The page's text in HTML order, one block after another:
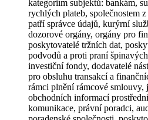
kategoriím subjektů: bankám,
rychlých plateb, společnostem
patří správce údajů, kurýrní
dozorové orgány, orgány pro
poskytovatelé tržních dat,
podvodů a proti praní
investiční fondy, dodavatelé
pro obsluhu transakcí a
rámci plnění rámcové smlouvy,
obchodních informací
komunikace, právní poradci,